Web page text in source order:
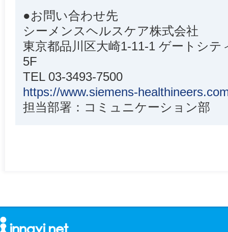
●お問い合わせ先
シーメンスヘルスケア株式会社
東京都品川区大崎1-11-1 ゲートシ
5F
TEL 03-3493-7500
https://www.siemens-
担当部署：コミュニケーション部